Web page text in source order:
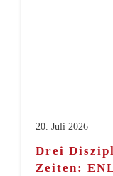
20. Juli 2026
Drei
Zeiten: